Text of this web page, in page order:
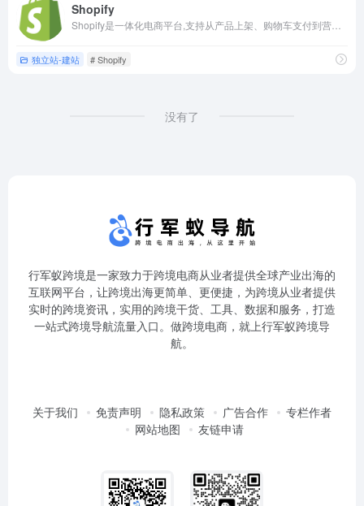
Shopify
独立站-建站 # Shopify
没有了
行军蚁跨境是一家致力于跨境电商从业者提供全球产业出海的
互联网平台，让跨境出海更简单、更便捷，为跨境从业者提供
实时的跨境资讯，实用的跨境干货、工具、数据和服务，打造
一站式跨境导航流量入口。做跨境电商，就上行军蚁跨境导
航。
关于我们 免责声明 隐私政策 广告合作
专栏作者
网站地图
友链申请